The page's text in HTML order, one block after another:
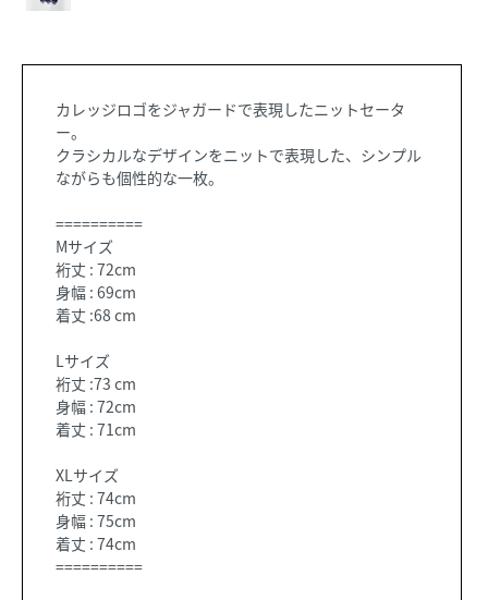
カレッジロゴをジャガードで表現したニットセータ
ー。
クラシカルなデザインをニットで表現した、シンプル
ながらも個性的な一枚。
==========
Mサイズ
裄丈 : 72cm
身幅 : 69cm
着丈 :68 cm
Lサイズ
裄丈 :73 cm
身幅 : 72cm
着丈 : 71cm
XLサイズ
裄丈 : 74cm
身幅 : 75cm
着丈 : 74cm
==========